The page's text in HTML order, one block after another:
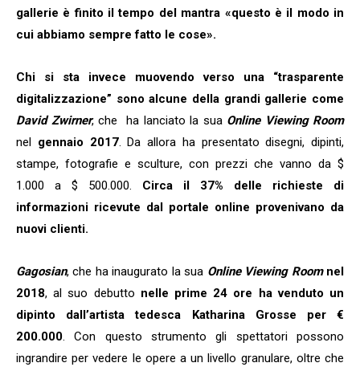
gallerie è finito il tempo del mantra «questo è il modo in
cui abbiamo sempre fatto le cose».
Chi si sta invece muovendo verso una “trasparente
digitalizzazione” sono alcune della grandi gallerie come
David Zwirner, che ha lanciato la sua Online Viewing Room
nel gennaio 2017. Da allora ha presentato disegni, dipinti,
stampe, fotografie e sculture, con prezzi che vanno da $
1.000 a $ 500.000. Circa il 37% delle richieste di
informazioni ricevute dal portale online provenivano da
nuovi clienti.
Gagosian, che ha inaugurato la sua Online Viewing Roomnel
2018, al suo debutto nelle prime 24 ore ha venduto un
dipinto dall’artista tedesca Katharina Grosse per €
200.000 . Con questo strumento gli spettatori possono
ingrandire per vedere le opere a un livello granulare, oltre che
Iscriviti alla nostra
newsletter e scarica